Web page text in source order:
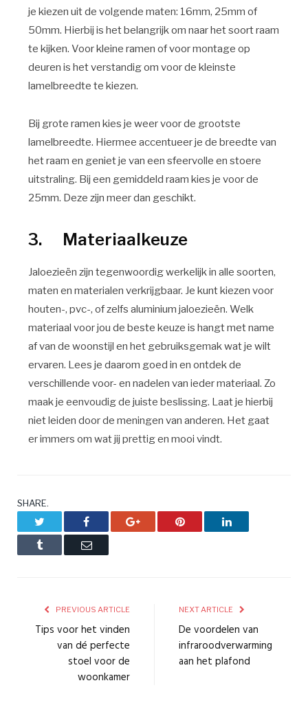
je kiezen uit de volgende maten: 16mm, 25mm of
50mm. Hierbij is het belangrijk om naar het soort raam
te kijken. Voor kleine ramen of voor montage op
deuren is het verstandig om voor de kleinste
lamelbreedte te kiezen.
Bij grote ramen kies je weer voor de grootste
lamelbreedte. Hiermee accentueer je de breedte van
het raam en geniet je van een sfeervolle en stoere
uitstraling. Bij een gemiddeld raam kies je voor de
25mm. Deze zijn meer dan geschikt.
3. Materiaalkeuze
Jaloezieën zijn tegenwoordig werkelijk in alle soorten,
maten en materialen verkrijgbaar. Je kunt kiezen voor
houten-, pvc-, of zelfs aluminium jaloezieën. Welk
materiaal voor jou de beste keuze is hangt met name
af van de woonstijl en het gebruiksgemak wat je wilt
ervaren. Lees je daarom goed in en ontdek de
verschillende voor- en nadelen van ieder materiaal. Zo
maak je eenvoudig de juiste beslissing. Laat je hierbij
niet leiden door de meningen van anderen. Het gaat
er immers om wat jij prettig en mooi vindt.
SHARE.
Facebook Google+ Pinterest LinkedIn
Tumblr Email
PREVIOUS ARTICLE
Tips voor het vinden
van dé perfecte
stoel voor de
woonkamer
NEXT ARTICLE
De voordelen van
infraroodverwarming
aan het plafond